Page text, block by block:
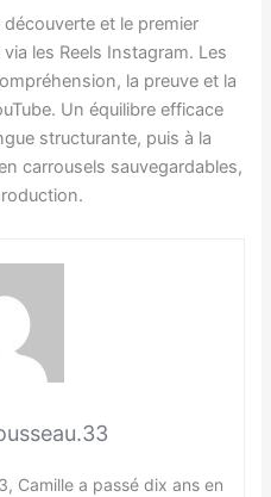
et le premier
les Reels Instagram. Les
la preuve et la
Un équilibre efficace
structurante, puis à la
carrousels sauvegardables,
Camille a passé dix ans en